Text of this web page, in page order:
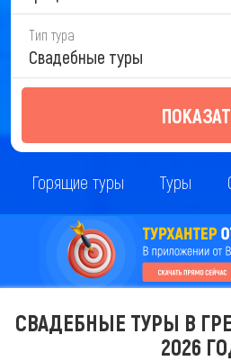
Тип тура
Свадебные туры
Горящие туры Туры
СВАДЕБНЫЕ ТУРЫ В
2026